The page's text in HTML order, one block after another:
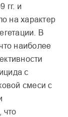
гг. и
на характер
В
наиболее
с
смеси с
что